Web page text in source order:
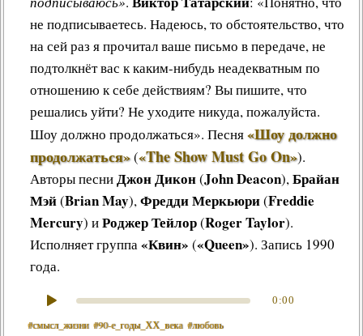
не подписываетесь. Надеюсь, то обстоятельство, что
на сей раз я прочитал ваше письмо в передаче, не
подтолкнёт вас к каким-нибудь неадекватным по
отношению к себе действиям? Вы пишите, что
решались уйти? Не уходите никуда, пожалуйста.
Шоу должно продолжаться». Песня«Шоу должно
продолжаться»(«The Show Must Go On»).
Авторы песниДжон Дикон(John Deacon),Брайан
Мэй(Brian May),Фредди Меркьюри(Freddie
Mercury) иРоджер Тейлор(Roger Taylor).
Исполняет группа«Квин» («Queen»). Запись 1990
года.
0:00
#смысл_жизни #90‑е_годы_ХХ_века #любовь